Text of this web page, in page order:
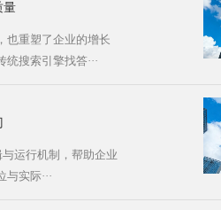
量
也重塑了企业的增长
搜索引擎找答···
运行机制，帮助企业
实际···